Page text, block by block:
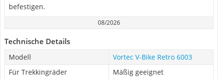
befestigen.
08/2026
Technische Details
Modell
Vortec V-Bike Retro 6003
Für Trekkingräder
Mäßig geeignet